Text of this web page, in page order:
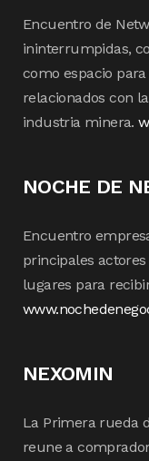
Encuentro de
ininterrumpidas,
como espacio
relacionados con
industria minera.
NOCHE DE
Encuentro
principales
lugares para
NEXOMIN
La Primera rueda
reune a